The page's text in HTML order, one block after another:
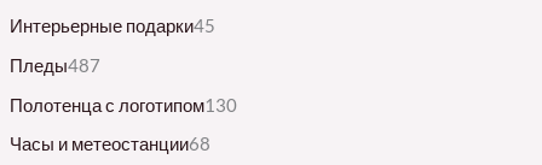
Интерьерные подарки45
Пледы487
Полотенца с логотипом130
Часы и метеостанции68